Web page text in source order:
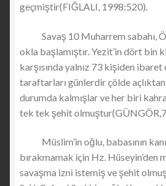
geçmiştir(FIĞLALI, 1998:520).
Savaş 10 Muharrem sabahı,
okla başlamıştır. Yezit’in dört bin
karşısında yalnız 73 kişiden
taraftarları günlerdir çölde
durumda kalmışlar ve her biri
tek tek şehit
Müslim’in oğlu, babasının
bırakmamak için Hz. Hüseyin’den
savaşma izni istemiş ve şehit